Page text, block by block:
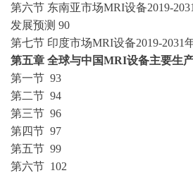
第六节 东南亚市场MRI设备2019-
发展预测 90
第七节 印度市场MRI设备2019-2031
第五章 全球与中国MRI设备主要生
第一节 93
第二节 94
第三节 96
第四节 97
第五节 99
第六节 102